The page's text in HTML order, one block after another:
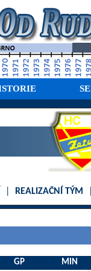
REALIZAČNÍ TÝM
GP
MIN